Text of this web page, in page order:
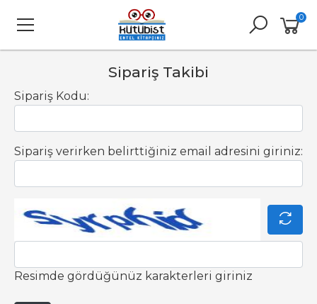
0
Sipariş Takibi
Sipariş Kodu:
Sipariş verirken belirttiğiniz email adresini giriniz:
Resimde gördüğünüz karakterleri giriniz